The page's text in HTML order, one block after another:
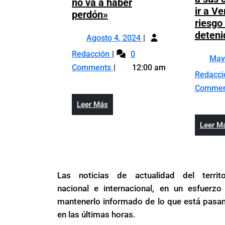
perdón»
2,000
presos
capturados.
Esta
va
Agosto 4, 2024 Agosto
Redacción Maduro:
«Tenemos
haber
perdón»
0
Comments
12:00 am
Leer Más
Más
ir a
riesgo
Leer
Las noticias de actualidad del
nacional e internacional, en un esfuerzo
mantenerlo informado de lo que está
en las últimas horas.